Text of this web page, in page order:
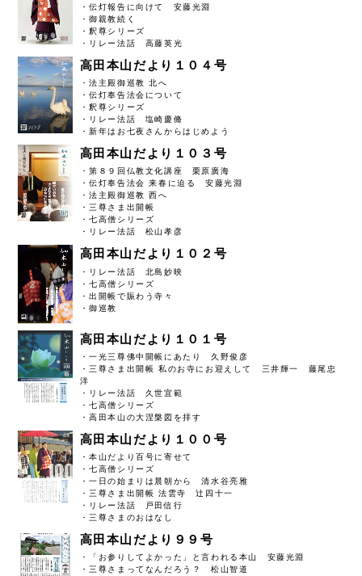
・伝灯報告に向けて 安藤光淵
・御親教続く
・釈尊シリーズ
・リレー法話 高藤英光
高田本山だより１０４号
・法主殿御巡教 北へ
・伝灯奉告法会について
・釈尊シリーズ
・リレー法話 塩崎慶脩
・新年はお七夜さんからはじめよう
高田本山だより１０３号
・第８９回仏教文化講座 栗原廣海
・伝灯奉告法会 来春に迫る 安藤光淵
・法主殿御巡教 西へ
・三尊さま出開帳
・七高僧シリーズ
・リレー法話 松山孝彦
高田本山だより１０２号
・リレー法話 北島妙映
・七高僧シリーズ
・出開帳で賑わう寺々
・御巡教
高田本山だより１０１号
・一光三尊佛中開帳にあたり 久野俊彦
・三尊さま出開帳 私のお寺にお迎えして 三井輝一 藤尾忠
洋
・リレー法話 久世宜範
・七高僧シリーズ
・高田本山の大涅槃図を拝す
高田本山だより１００号
・本山だより百号に寄せて
・七高僧シリーズ
・一日の始まりは晨朝から 清水谷亮雅
・三尊さま出開帳 法雲寺 辻四十一
・リレー法話 戸田信行
・三尊さまのおはなし
高田本山だより９９号
・「お参りしてよかった」と言われる本山 安藤光淵
・三尊さまってなんだろう？ 松山智道